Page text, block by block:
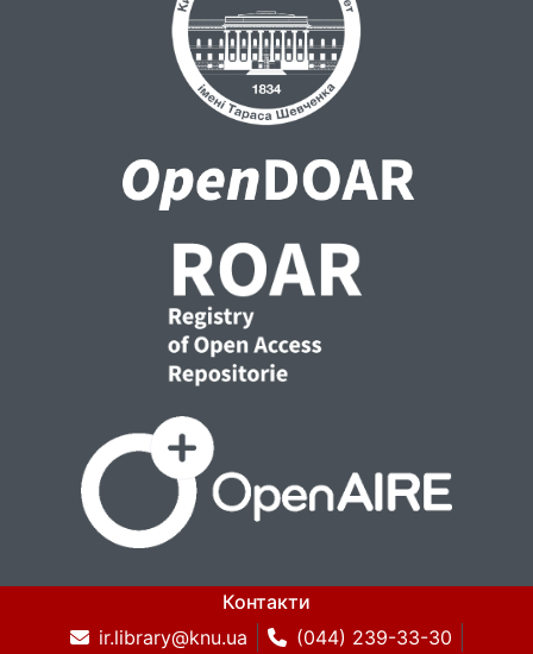
Контакти
ir.library@knu.ua
(044) 239-33-30